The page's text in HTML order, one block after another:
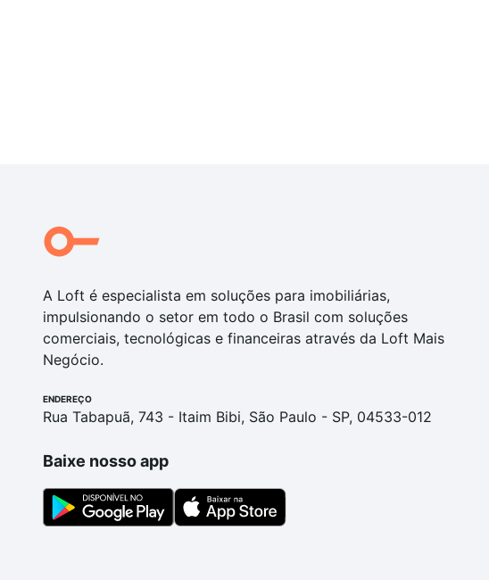
A Loft é especialista em soluções para imobiliárias,
impulsionando o setor em todo o Brasil com soluções
comerciais, tecnológicas e financeiras através da Loft Mais
Negócio.
ENDEREÇO
Rua Tabapuã, 743 - Itaim Bibi, São Paulo - SP, 04533-012
Baixe nosso app